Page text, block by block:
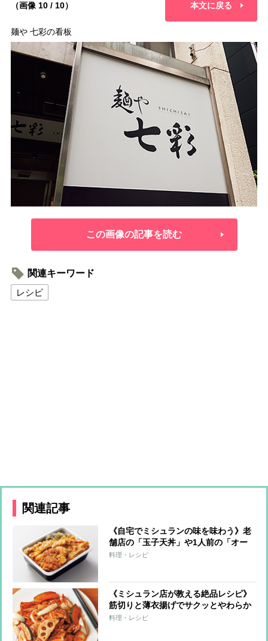
（画像 10 / 10） 本文に戻る
麺や 七彩の看板
この画像の記事を読む
関連キーワード
レシピ
関連記事
《自宅でミシュランの味を味わう》老
舗店の「玉子天丼」や1人前の「オー
ドブル」など東京・関西のビブグルマ
料理・レシピ
《ミシュラン店が教える絶品レシピ》
筋切りと薄衣揚げでサクッとやわらか
な「とんかつ」、“水を吸わせた薄切
料理・レシピ